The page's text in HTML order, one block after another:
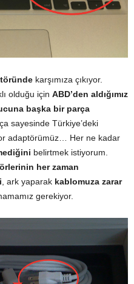
karşımıza çıkıyor.
olduğu için ABD’den aldığımız
başka bir parça
sayesinde Türkiye’deki
adaptörümüz… Her ne kadar
belirtmek istiyorum.
her zaman
, ark yaparak kablomuza zarar
gerekiyor.